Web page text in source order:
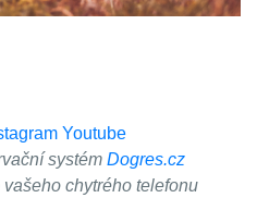
Youtube
systém Dogres.cz
chytrého telefonu